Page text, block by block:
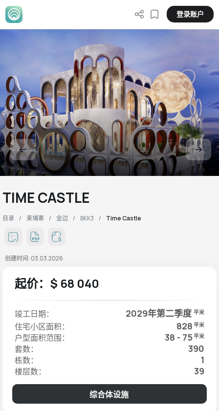
登录账户
TIME CASTLE
目录 柬埔寨 金边 BKK3 Time Castle
创建时间: 03.03.2026
起价：$ 68 040
竣工日期： 2029年第二季度 平米
住宅小区面积： 828 平米
户型面积范围： 38 - 75平米
套数： 390
栋数： 1
楼层数： 39
综合体设施